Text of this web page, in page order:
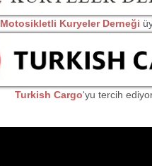
Motosikletli Kuryeler Derneği
Turkish Cargo‘yu tercih